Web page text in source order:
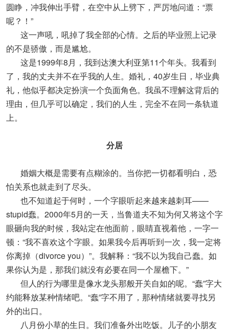
圆睁，冲我伸出手臂，在空中从上劈下，严厉地问道：“票
呢？！”
这一声吼，吼掉了我全部的心情。之后的毕业照上记录
的不是骄傲，而是尴尬。
这是1999年8月，我到达澳大利亚第11个年头。我看到
了，我的丈夫并不在乎我的人生。婚礼，40岁生日，毕业典
礼，他似乎都决定扮演一个负面角色。我虽不理解这背后的
理由，但几乎可以确定，我们的人生，完全不在同一条轨道
上。
分居
婚姻大概是需要有点糊涂的。当你把一切都看明白，恐
怕关系也就走到了尽头。
也不知道起于何时，一个字眼听起来越来越刺耳——
stupid蠢。2000年5月的一天，当鲁道夫不知为何又将这个字
眼砸向我的时候，我站定在他面前，眼睛直视着他，一字一
顿：“我不喜欢这个字眼。如果我今后再听到一次，我一定将
你离掉（divorce you）”。我解释：“我不以为我自己蠢。如
果你认为是，那我们就没有必要在同一个屋檐下。”
但人的行为哪里是像水龙头那般开关自如的呢。“蠢”字大
约能释放某种情绪吧。“蠢”字不用了，那种情绪就要寻找另
外的出口。
八月份小草的生日。我们准备外出吃饭。儿子的小朋友